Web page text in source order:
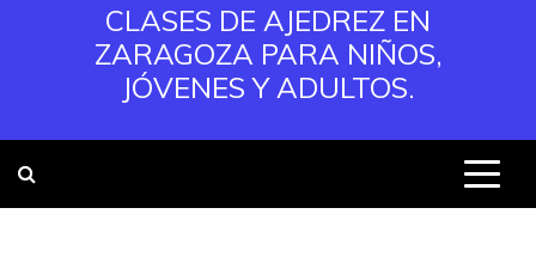
CLASES DE AJEDREZ EN
ZARAGOZA PARA NIÑOS,
JÓVENES Y ADULTOS.